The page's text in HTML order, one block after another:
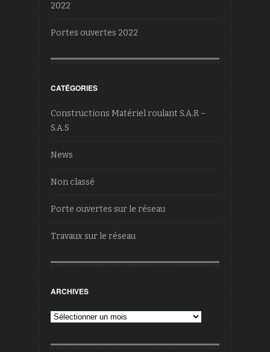
2022
Portes ouvertes 2022
CATÉGORIES
Constructions Matériel roulant S.A.R –
S.A.S
News
Non classé
Porte ouvertes sur le réseau
Travaux sur le réseau
ARCHIVES
Archives